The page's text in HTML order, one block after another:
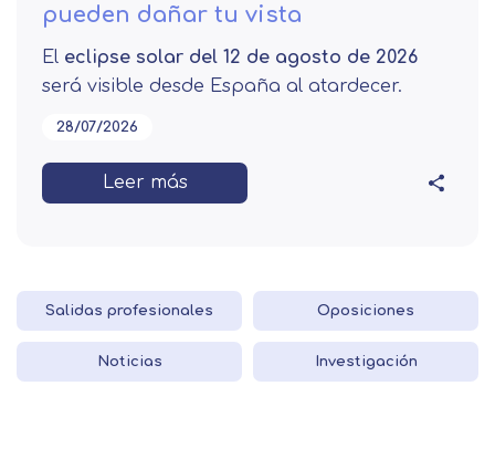
pueden dañar tu vista
El eclipse solar del 12 de agosto de 2026
será visible desde España al atardecer.
28/07/2026
Leer más
Salidas profesionales Oposiciones
Noticias Investigación